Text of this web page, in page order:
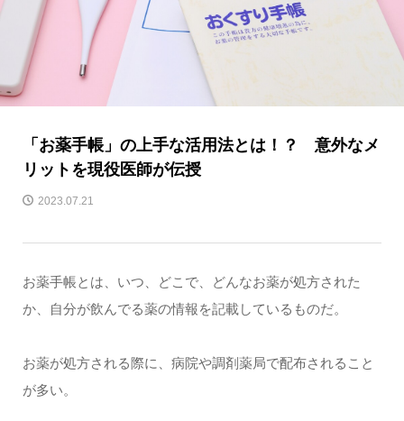
「お薬手帳」の上手な活用法とは！？ 意外なメ
リットを現役医師が伝授
2023.07.21
お薬手帳とは、いつ、どこで、どんなお薬が処方された
か、自分が飲んでる薬の情報を記載しているものだ。
お薬が処方される際に、病院や調剤薬局で配布されること
が多い。